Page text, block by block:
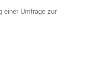
einer Umfrage zur